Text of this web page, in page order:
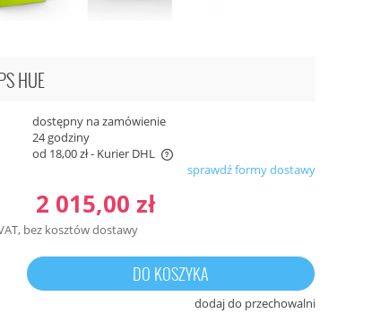
TROY W90477-60GD TROY
KINKIET ZŁOTY/GOLD ZUMA LINE
159,00 zł
HUE
dostępny na zamówienie
24 godziny
od 18,00 zł- Kurier DHL
ewentualnych kosztów
sprawdź formy dostawy
2 015,00 zł
bez kosztów dostawy
DO KOSZYKA
dodaj do przechowalni